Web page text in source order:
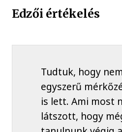
Edzői értékelés
Tudtuk, hogy
egyszerű
is lett. Ami most
látszott, hogy